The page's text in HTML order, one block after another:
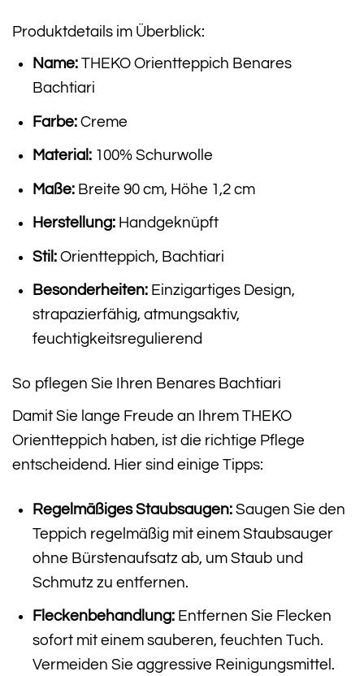
Produktdetails im Überblick:
Name:THEKO Orientteppich Benares
Bachtiari
Farbe:Creme
Material:100% Schurwolle
Maße:Breite 90 cm, Höhe 1,2 cm
Herstellung:Handgeknüpft
Stil:Orientteppich, Bachtiari
Besonderheiten:Einzigartiges Design,
strapazierfähig, atmungsaktiv,
feuchtigkeitsregulierend
So pflegen Sie Ihren Benares Bachtiari
Damit Sie lange Freude an Ihrem THEKO
Orientteppich haben, ist die richtige Pflege
entscheidend. Hier sind einige Tipps:
Regelmäßiges Staubsaugen:Saugen Sie den
Teppich regelmäßig mit einem Staubsauger
ohne Bürstenaufsatz ab, um Staub und
Schmutz zu entfernen.
Fleckenbehandlung:Entfernen Sie Flecken
sofort mit einem sauberen, feuchten Tuch.
Vermeiden Sie aggressive Reinigungsmittel.